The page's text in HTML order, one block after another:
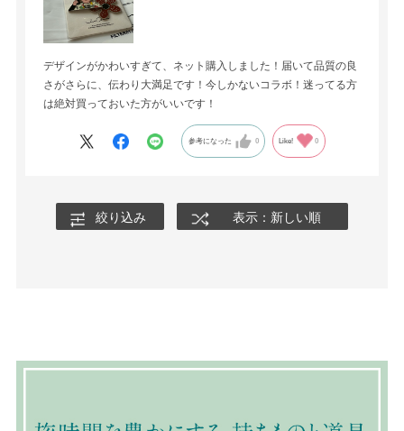
デザインがかわいすぎて、ネット購入しました！届いて品質の良
さがさらに、伝わり大満足です！今しかないコラボ！迷ってる方
は絶対買っておいた方がいいです！
参考になった 0 Like! 0
絞り込み 表示：新しい順